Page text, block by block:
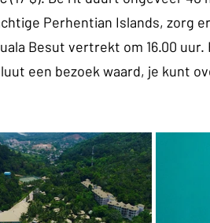
Perhentian Islands, zorg
Besut vertrekt om 16.00 uur.
een bezoek waard, je kunt